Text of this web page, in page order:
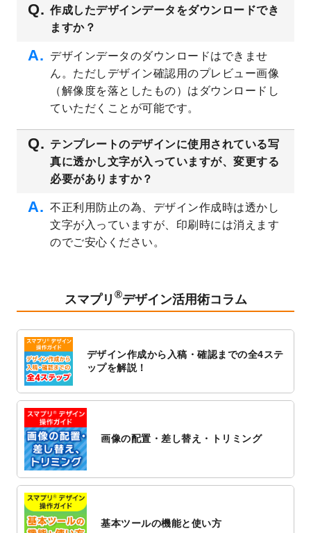
追加しました。
2023/4/20
2023/4/18
セミナー・講演会のチラシデザインテンプ
レートを追加しました。
2023/4/18
スポーツジム・フィットネスクラブのチラ
シデザインテンプレート
2023/3/16
シール・ラベルのデザインテンプレートを
公開いたしました。
2023/3/13
封筒（長3、洋長3、角2）のデザインテンプ
レートを追加しました。
2023/3/13
クリアファイルのデザインテンプレート
追加しました。
2023/3/2
パワーポイント版テンプレートをダウンロ
追加しました。
2023/1/13
4月始まりのカレンダーデザインテンプレー
2023/1/5
スタンプカードのデザインテンプレート
追加しました。
2022/12/26
止のお知らせ
2022/12/16
トを公開いたしました。
2022/12/1
2022/11/25
【新商品】封筒が作成できるようになりま
2022/11/25
【新商品】クリアファイルが作成できるよ
作成したデザインデータをダウンロードでき
ますか？
デザインデータのダウンロードはできませ
ん。ただしデザイン確認用のプレビュー画像
（解像度を落としたもの）はダウンロードし
ていただくことが可能です。
テンプレートのデザインに使用されている写
真に透かし文字が入っていますが、変更する
必要がありますか？
不正利用防止の為、デザイン作成時は透かし
文字が入っていますが、印刷時には消えます
のでご安心ください。
スマプリ ®デザイン活用術コラム
デザイン作成から入稿・確認までの全4ステ
ップを解説！
画像の配置・差し替え・トリミング
基本ツールの機能と使い方